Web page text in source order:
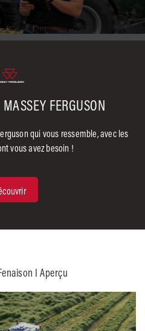
FERGUSON
qui vous ressemble, avec les
vous avez besoin !
I Aperçu